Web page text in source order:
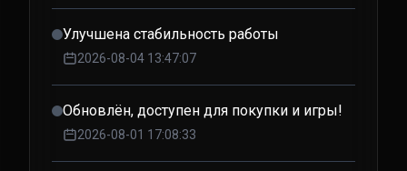
Улучшена стабильность работы
2026-08-04 13:47:07
Обновлён, доступен для покупки и игры!
2026-08-01 17:08:33